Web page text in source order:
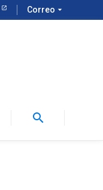
Correo arrow_drop_down
search